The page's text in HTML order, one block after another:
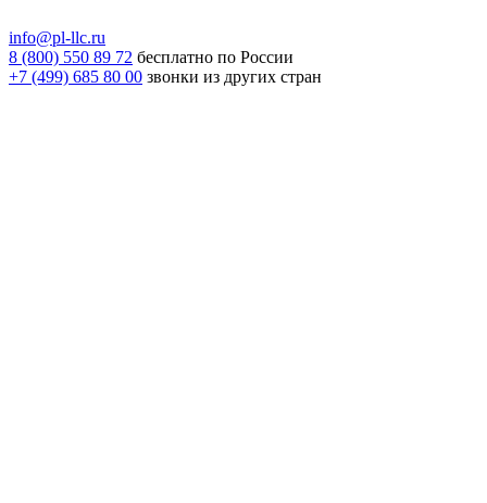
info@pl-llc.ru
8 (800) 550 89 72 бесплатно по России
+7 (499) 685 80 00 звонки из других стран